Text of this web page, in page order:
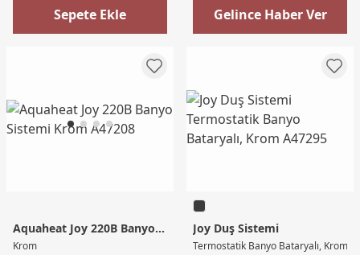
Sepete Ekle Gelince Haber Ver
Aquaheat Joy 220B Banyo Sistemi
Krom
Joy Duş Sistemi
Termostatik Banyo Bataryalı, Krom